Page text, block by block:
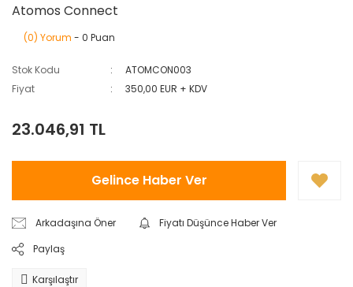
Atomos Connect
(0) Yorum - 0 Puan
Stok Kodu
ATOMCON003
Fiyat
350,00 EUR + KDV
23.046,91 TL
Gelince Haber Ver
Arkadaşına Öner
Fiyatı Düşünce Haber Ver
Paylaş
Karşılaştır